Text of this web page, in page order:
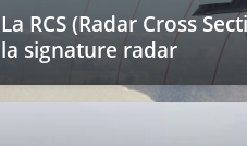
La RCS (Radar Cross
la signature radar